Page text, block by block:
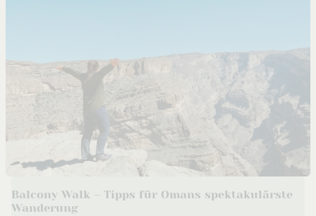
Balcony Walk – Tipps für Omans spektakulärste
Wanderung